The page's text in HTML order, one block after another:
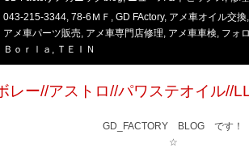
043-215-3344, 78-6ＭＦ , GD FActory, アメ車オイル交換,
アメ車パーツ販売, アメ車専門店修理, アメ車車検, フォ
Ｂｏｒｌａ , ＴＥＩＮ
レー//アストロ//パワステオイル//
GD_FACTORY BLOG です！
☆